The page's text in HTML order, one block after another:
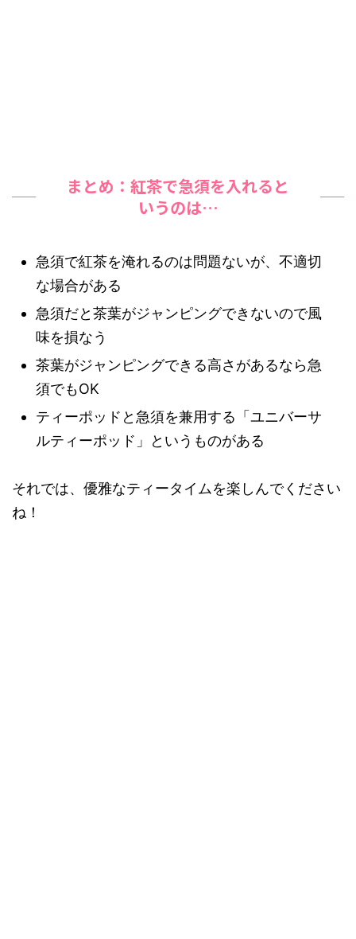
まとめ：紅茶で急須を入れると
いうのは…
急須で紅茶を淹れるのは問題ないが、不適切
な場合がある
急須だと茶葉がジャンピングできないので風
味を損なう
茶葉がジャンピングできる高さがあるなら急
須でもOK
ティーポッドと急須を兼用する「ユニバーサ
ルティーポッド」というものがある
それでは、優雅なティータイムを楽しんでください
ね！